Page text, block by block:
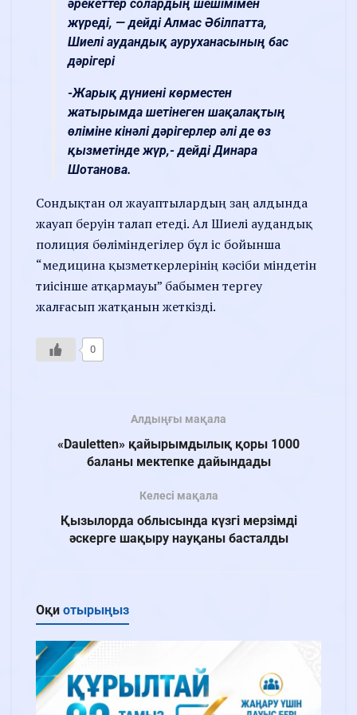
әрекеттер солардың шешімімен
жүреді, — дейді Алмас Әбілпатта,
Шиелі аудандық ауруханасының бас
дәрігері
-Жарық дүниені көрместен
жатырымда шетінеген шақалақтың
өліміне кінәлі дәрігерлер әлі де өз
қызметінде жүр,- дейді Динара
Шотанова.
Сондықтан ол жауаптылардың заң алдында
жауап беруін талап етеді. Ал Шиелі аудандық
полиция бөліміндегілер бұл іс бойынша
“медицина қызметкерлерінің кәсіби міндетін
тиісінше атқармауы” бабымен тергеу
жалғасып жатқанын жеткізді.
0
Алдыңғы мақала
«Dauletten» қайырымдылық қоры 1000
баланы мектепке дайындады
Келесі мақала
Қызылорда облысында күзгі мерзімді
әскерге шақыру науқаны басталды
Оқи отырыңыз